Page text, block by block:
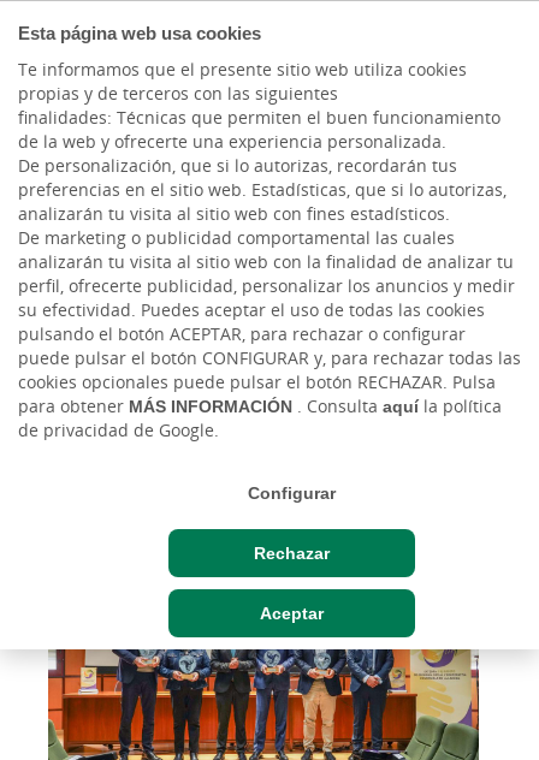
Esta página web usa cookies
Te informamos que el presente sitio web utiliza cookies
propias y de terceros con las siguientes
finalidades: Técnicas que permiten el buen funcionamiento
de la web y ofrecerte una experiencia personalizada.
De personalización, que si lo autorizas, recordarán tus
preferencias en el sitio web. Estadísticas, que si lo autorizas,
analizarán tu visita al sitio web con fines estadísticos.
De marketing o publicidad comportamental las cuales
analizarán tu visita al sitio web con la finalidad de analizar tu
perfil, ofrecerte publicidad, personalizar los anuncios y medir
su efectividad. Puedes aceptar el uso de todas las cookies
pulsando el botón ACEPTAR, para rechazar o configurar
puede pulsar el botón CONFIGURAR y, para rechazar todas las
cookies opcionales puede pulsar el botón RECHAZAR. Pulsa
para obtener MÁS INFORMACIÓN . Consulta aquíla política
de privacidad de Google.
Configurar
Rechazar
Aceptar
Actualidad
Cajasiete y la
Universidad de la
Laguna celebran 7 años
impulsando la Economía
Social.